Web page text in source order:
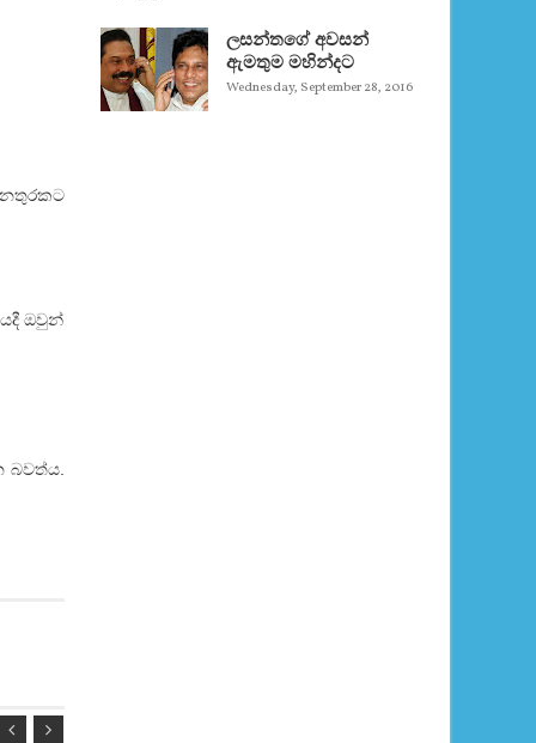
ඔවුන්
බවත්ය.
ලසන්තගේ අවසන්
ඇමතුම මහින්දට
Wednesday, September 28, 2016